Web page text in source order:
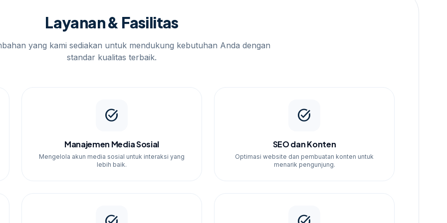
pemasaran mereka. mencakup laporan
Anda dan melakukan optimasi sesuai
opsi yang masih berdekatan,jasa digital
rujukan sebelum menentukan ukuran, desain,
dapat meningkatkan penjualan dan
Layanan & Fasilitas
yang kami sediakan untuk mendukung kebutuhan Anda dengan
standar kualitas terbaik.
task_alt
Manajemen Media Sosial
Mengelola akun media sosial untuk interaksi yang
lebih baik.
task_alt
SEO dan Konten
Optimasi website dan pembuatan konten untuk
menarik pengunjung.